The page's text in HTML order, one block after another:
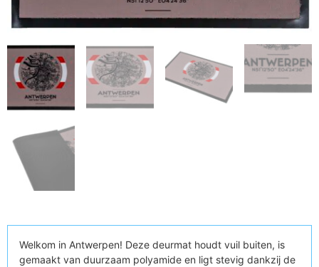
Welkom in Antwerpen! Deze deurmat houdt vuil buiten, is
gemaakt van duurzaam polyamide en ligt stevig dankzij de